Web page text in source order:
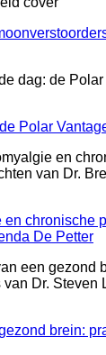
Polar
en chronische
De Petter
brein: